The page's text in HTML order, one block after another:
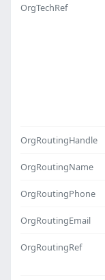
OrgTechRef
OrgRoutingHandle
OrgRoutingName
OrgRoutingPhone
OrgRoutingEmail
OrgRoutingRef